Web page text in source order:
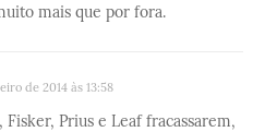
mais que por fora.
de 2014 às 13:58
Fisker, Prius e Leaf fracassarem,